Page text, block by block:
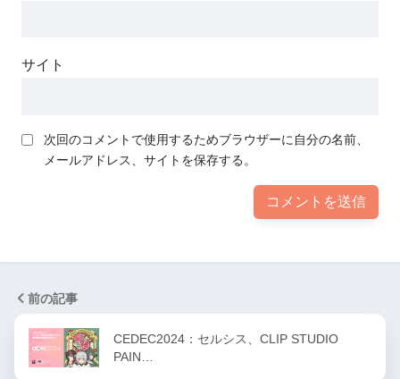
サイト
次回のコメントで使用するためブラウザーに自分の名前、
メールアドレス、サイトを保存する。
前の記事
CEDEC2024：セルシス、CLIP STUDIO
PAIN…